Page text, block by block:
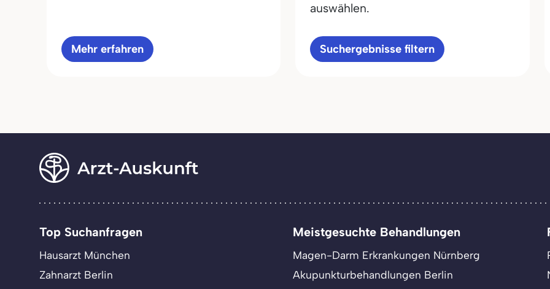
Mehr erfahren
auswählen.
Suchergebnisse filtern
Top Suchanfragen
Hausarzt München
Zahnarzt Berlin
Meistgesuchte Behandlungen
Magen-Darm Erkrankungen Nürnberg
Akupunkturbehandlungen Berlin